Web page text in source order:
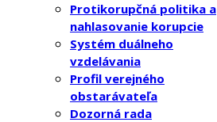
Protikorupčná politika a
nahlasovanie korupcie
Systém duálneho
vzdelávania
Profil verejného
obstarávateľa
Dozorná rada